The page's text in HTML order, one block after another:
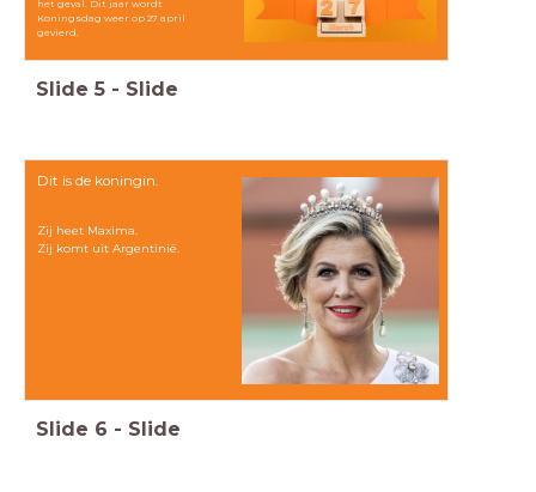
het geval. Dit jaar wordt
Koningsdag weer op 27 april
gevierd.
Slide 5 - Slide
Dit is de koningin.
Zij heet Maxima.
Zij komt uit Argentinië.
Slide 6 - Slide